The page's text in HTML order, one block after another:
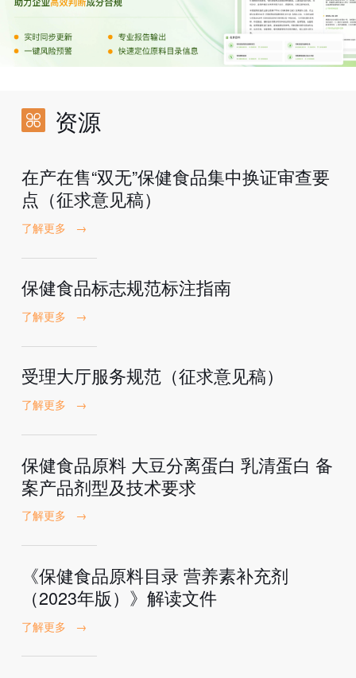
资源
在产在售“双无”保健食品集中换证审查要
点（征求意见稿）
了解更多 →
保健食品标志规范标注指南
了解更多 →
受理大厅服务规范（征求意见稿）
了解更多 →
保健食品原料 大豆分离蛋白 乳清蛋白 备
案产品剂型及技术要求
了解更多 →
《保健食品原料目录 营养素补充剂
（2023年版）》解读文件
了解更多 →